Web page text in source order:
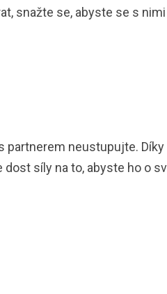
snažte se, abyste se s
partnerem neustupujte.
dost síly na to, abyste ho o